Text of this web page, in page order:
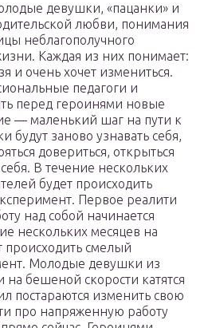
девушки, «пацанки» и
любви, понимания
неблагополучного
Каждая из них понимает:
и очень хочет измениться.
педагоги и
перед героинями новые
— маленький шаг на пути к
будут заново узнавать себя,
довериться, открыться
В течение нескольких
будет происходить
Первое реалити
над собой начинается
нескольких месяцев на
происходить смелый
Молодые девушки из
бешеной скорости катятся
постараются изменить свою
про напряженную работу